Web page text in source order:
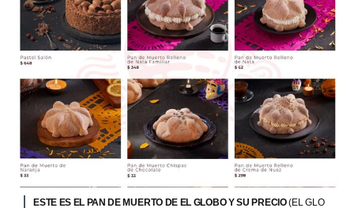
ESTE ES EL PAN DE MUERTO DE EL GLOBO Y SU PRECIO(EL GLO